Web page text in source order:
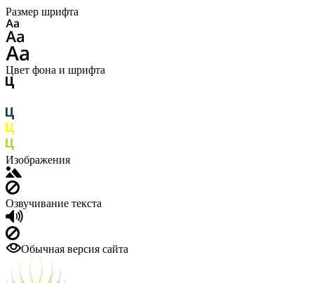
Размер шрифта
Цвет фона и шрифта
Изображения
Озвучивание текста
Обычная версия сайта